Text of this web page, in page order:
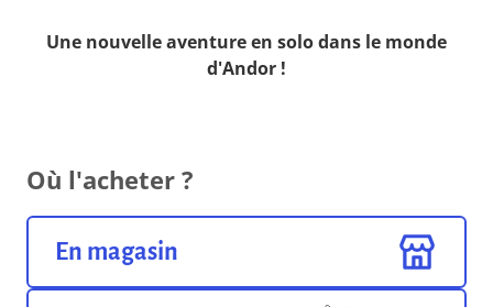
Une nouvelle aventure en solo dans le monde
d'Andor !
Où l'acheter ?
En magasin